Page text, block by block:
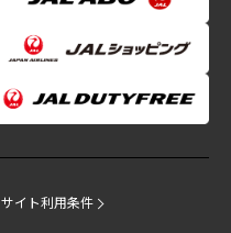
サイト利用条件